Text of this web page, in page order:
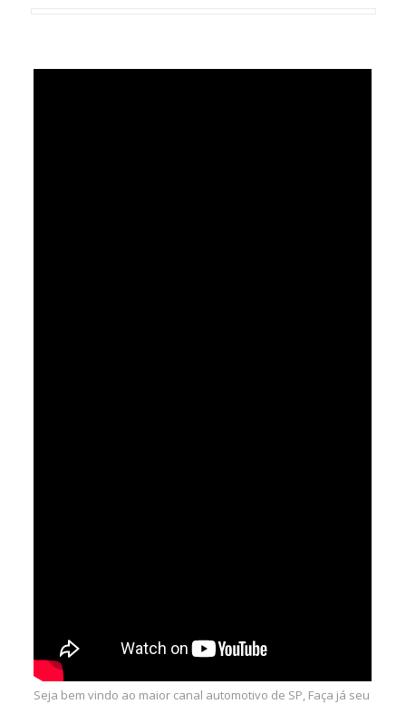
Seja bem vindo ao maior canal automotivo de SP, Faça já seu